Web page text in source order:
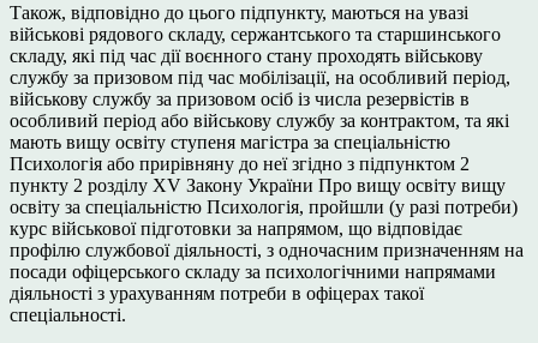
Також, відповідно до цього підпункту, маються на увазі
військові рядового складу, сержантського та старшинського
складу, які під час дії воєнного стану проходять військову
службу за призовом під час мобілізації, на особливий період,
військову службу за призовом осіб із числа резервістів в
особливий період або військову службу за контрактом, та які
мають вищу освіту ступеня магістра за спеціальністю
Психологія або прирівняну до неї згідно з підпунктом 2
пункту 2 розділу XV Закону України Про вищу освіту вищу
освіту за спеціальністю Психологія, пройшли (у разі потреби)
курс військової підготовки за напрямом, що відповідає
профілю службової діяльності, з одночасним призначенням на
посади офіцерського складу за психологічними напрямами
діяльності з урахуванням потреби в офіцерах такої
спеціальності.